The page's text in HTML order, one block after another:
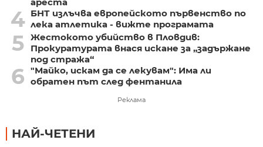
4 БНТ излъчва европейското първенство по
лека атлетика - вижте програмата
5 Жестокото убийство в Пловдив:
Прокуратурата внася искане за „задържане
под стража“
6 "Майко, искам да се лекувам": Има ли
обратен път след фентанила
Реклама
НАЙ-ЧЕТЕНИ